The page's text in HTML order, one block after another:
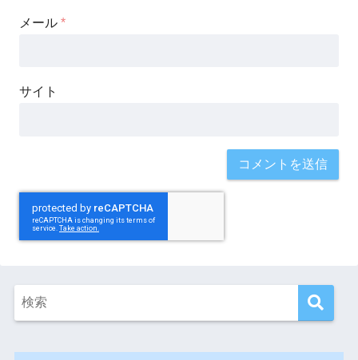
メール *
サイト